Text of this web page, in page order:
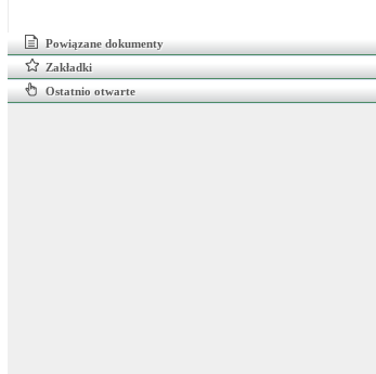
Powiązane dokumenty
Zakładki
Ostatnio otwarte